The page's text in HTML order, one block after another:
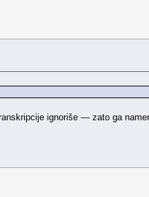
ignoriše — zato ga